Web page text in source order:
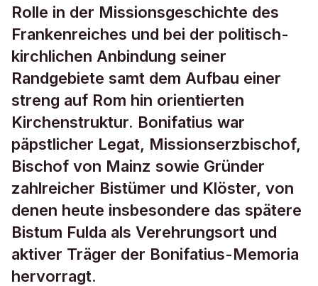
Rolle in der Missionsgeschichte des
Frankenreiches und bei der politisch-
kirchlichen Anbindung seiner
Randgebiete samt dem Aufbau einer
streng auf Rom hin orientierten
Kirchenstruktur. Bonifatius war
päpstlicher Legat, Missionserzbischof,
Bischof von Mainz sowie Gründer
zahlreicher Bistümer und Klöster, von
denen heute insbesondere das spätere
Bistum Fulda als Verehrungsort und
aktiver Träger der Bonifatius-Memoria
hervorragt.